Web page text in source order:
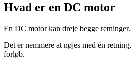
Hvad er en DC motor
En DC motor kan dreje begge retninger.
Det er nemmere at nøjes med én
forløb.